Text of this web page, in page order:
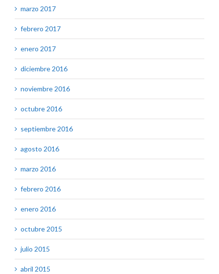
marzo 2017
febrero 2017
enero 2017
diciembre 2016
noviembre 2016
octubre 2016
septiembre 2016
agosto 2016
marzo 2016
febrero 2016
enero 2016
octubre 2015
julio 2015
abril 2015